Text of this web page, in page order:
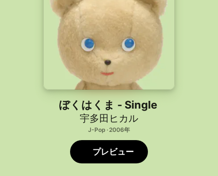
Apple Musicをインストール
ぼくはくま - Single
宇多田ヒカル
J-Pop · 2006年
プレビュー